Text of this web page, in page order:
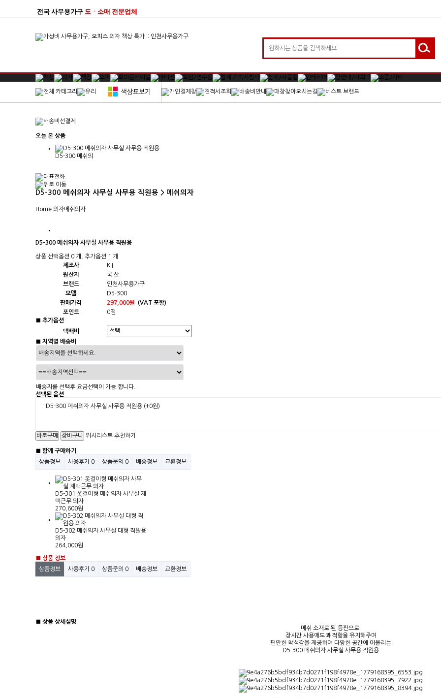
전국 사무용가구 도ㆍ소매 전문업체
오늘 본 상품
D5-300 메쉬의
D5-300 메쉬의자 사무실 사무용 직원용 > 메쉬의자
Home 의자메쉬의자
D5-300 메쉬의자 사무실 사무용 직원용
상품 선택옵션 0 개, 추가옵션 1 개
제조사
K I
원산지
국 산
브랜드
인천사무용가구
모델
D5-300
판매가격
297,000원
(VAT 포함)
포인트
0점
■ 추가옵션
택배비
■ 지역별 배송비
배송지를 선택후 요금선택이 가능 합니다.
선택된 옵션
D5-300 메쉬의자 사무실 사무용 직원용 (+0원)
위시리스트 추천하기
■ 함께 구매하기
상품정보
사용후기 0 상품문의 0 배송정보 교환정보
D5-301 옷걸이형 메쉬의자 사무실 재
택근무 의자
270,600원
D5-302 메쉬의자 사무실 대형 직원용
의자
264,000원
■ 상품 정보
상품정보
사용후기 0 상품문의 0 배송정보 교환정보
■ 상품 상세설명
메쉬 소재로 된 등판으로
장시간 사용에도 쾌적함을 유지해주며
편안한 착석감을 제공하며 다양한 공간에 어울리는
D5-300 메쉬의자 사무실 사무용 직원용